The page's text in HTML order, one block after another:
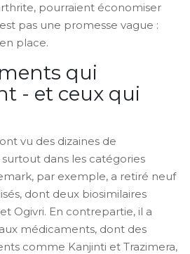
pourraient économiser
pas une promesse vague :
place.
qui
- et ceux qui
vu des dizaines de
dans les catégories
par exemple, a retiré neuf
dont deux biosimilaires
Ogivri. En contrepartie, il a
médicaments, dont des
comme Kanjinti et Trazimera,